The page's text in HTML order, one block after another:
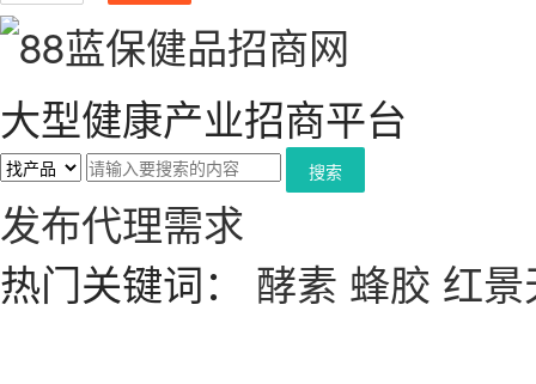
大型健康产业招商平台
搜索
发布代理需求
热门关键词： 酵素 蜂胶 红景